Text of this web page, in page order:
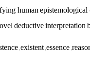
human
deductive interpretation
,existent ,essence